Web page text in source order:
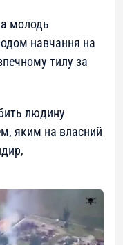
молодь
навчання на
тилу за
людину
яким на власний